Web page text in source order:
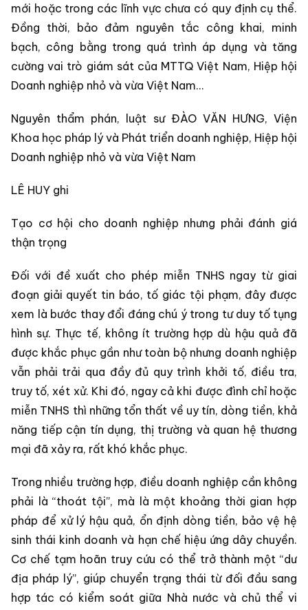
mới hoặc trong các lĩnh vực chưa có quy định cụ thể.
Đồng thời, bảo đảm nguyên tắc công khai, minh
bạch, công bằng trong quá trình áp dụng và tăng
cường vai trò giám sát của MTTQ Việt Nam, Hiệp hội
Doanh nghiệp nhỏ và vừa Việt Nam…
Nguyên thẩm phán, luật sư ĐÀO VĂN HƯNG, Viện
Khoa học pháp lý và Phát triển doanh nghiệp, Hiệp hội
Doanh nghiệp nhỏ và vừa Việt Nam
LÊ HUY ghi
Tạo cơ hội cho doanh nghiệp nhưng phải đánh giá
thận trọng
Đối với đề xuất cho phép miễn TNHS ngay từ giai
đoạn giải quyết tin báo, tố giác tội phạm, đây được
xem là bước thay đổi đáng chú ý trong tư duy tố tụng
hình sự. Thực tế, không ít trường hợp dù hậu quả đã
được khắc phục gần như toàn bộ nhưng doanh nghiệp
vẫn phải trải qua đầy đủ quy trình khởi tố, điều tra,
truy tố, xét xử. Khi đó, ngay cả khi được đình chỉ hoặc
miễn TNHS thì những tổn thất về uy tín, dòng tiền, khả
năng tiếp cận tín dụng, thị trường và quan hệ thương
mại đã xảy ra, rất khó khắc phục.
Trong nhiều trường hợp, điều doanh nghiệp cần không
phải là “thoát tội”, mà là một khoảng thời gian hợp
pháp để xử lý hậu quả, ổn định dòng tiền, bảo vệ hệ
sinh thái kinh doanh và hạn chế hiệu ứng dây chuyền.
Cơ chế tạm hoãn truy cứu có thể trở thành một “dư
địa pháp lý”, giúp chuyển trạng thái từ đối đầu sang
hợp tác có kiểm soát giữa Nhà nước và chủ thể vi